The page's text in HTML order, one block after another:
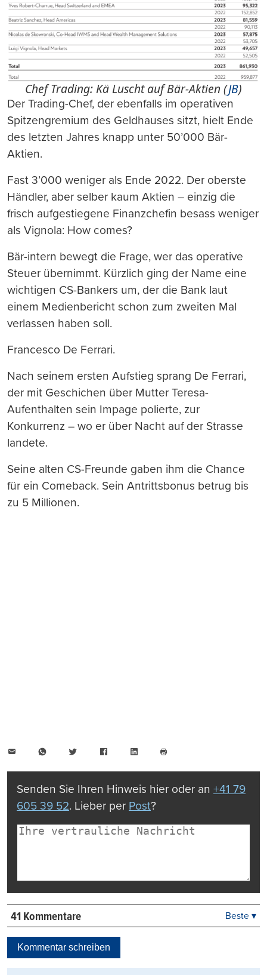
Chef Trading: Kä Luscht auf Bär-Aktien (JB)
Der Trading-Chef, der ebenfalls im operativen
Spitzengremium des Geldhauses sitzt, hielt Ende
des letzten Jahres knapp unter 50’000 Bär-
Aktien.
Fast 3’000 weniger als Ende 2022. Der oberste
Händler, aber selber kaum Aktien – einzig die
frisch aufgestiegene Finanzchefin besass weniger
als Vignola: How comes?
Bär-intern bewegt die Frage, wer das operative
Steuer übernimmt. Kürzlich ging der Name eine
wichtigen CS-Bankers um, der die Bank laut
einem Medienbericht schon zum zweiten Mal
verlassen haben soll.
Francesco De Ferrari.
Nach seinem ersten Aufstieg sprang De Ferrari,
der mit Geschichen über Mutter Teresa-
Aufenthalten sein Impage polierte, zur
Konkurrenz – wo er über Nacht auf der Strasse
landete.
Seine alten CS-Freunde gaben ihm die Chance
für ein Comeback. Sein Antrittsbonus betrug bis
zu 5 Millionen.
WhatsAppTwitter FacebookLinkedIn
drucken
Senden Sie Ihren Hinweis hier oder an +41 79
605 39 52. Lieber per Post?
41 Kommentare
Kontrovers
Beste ▾
Kommentar schreiben